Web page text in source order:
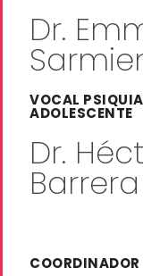
Dr.
VOCAL
ADOLESCENTE
Dr.
Barrera